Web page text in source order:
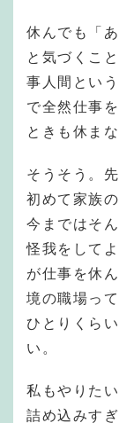
休んでも「
と気づくこ
事人間とい
で全然仕事
ときも休ま
そうそう。
初めて家族
今まではそ
怪我をして
が仕事を休
境の職場っ
ひとりくら
い。
私もやりた
詰め込みす